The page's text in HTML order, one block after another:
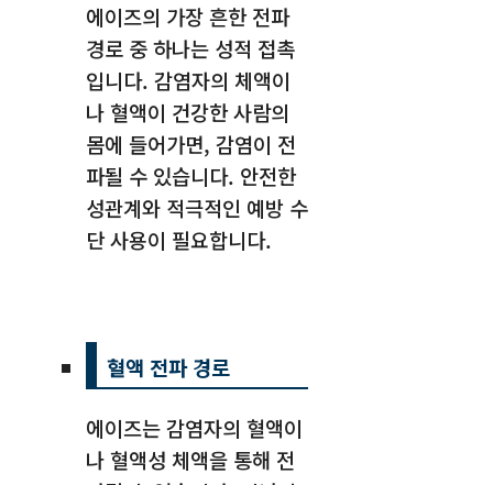
에이즈의 가장 흔한 전파
경로 중 하나는 성적 접촉
입니다. 감염자의 체액이
나 혈액이 건강한 사람의
몸에 들어가면, 감염이 전
파될 수 있습니다. 안전한
성관계와 적극적인 예방 수
단 사용이 필요합니다.
혈액 전파 경로
에이즈는 감염자의 혈액이
나 혈액성 체액을 통해 전